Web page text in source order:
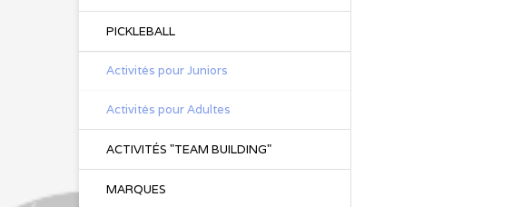
PICKLEBALL
Activités pour Juniors
Activités pour Adultes
ACTIVITÉS "TEAM BUILDING"
MARQUES